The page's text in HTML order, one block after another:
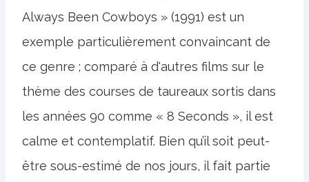
Always Been Cowboys » (1991) est un
exemple particulièrement convaincant de
ce genre ; comparé à d'autres films sur le
thème des courses de taureaux sortis dans
les années 90 comme « 8 Seconds », il est
calme et contemplatif. Bien qu’il soit peut-
être sous-estimé de nos jours, il fait partie